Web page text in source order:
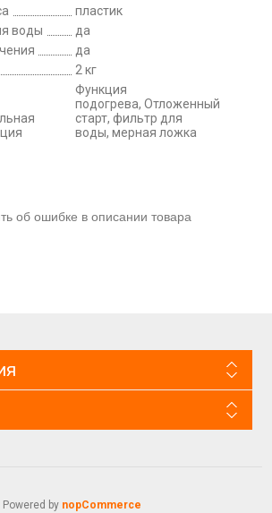
пластик
воды
да
да
2 кг
Функция
подогрева, Отложенный
старт, фильтр для
воды, мерная ложка
об ошибке в описании товара
Powered by nopCommerce